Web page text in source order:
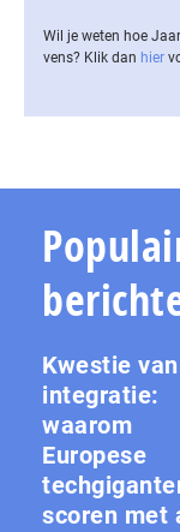
Wil je weten hoe
vens? Klik dan hier
Kwestie van
integratie:
waarom
Europese
scoren met